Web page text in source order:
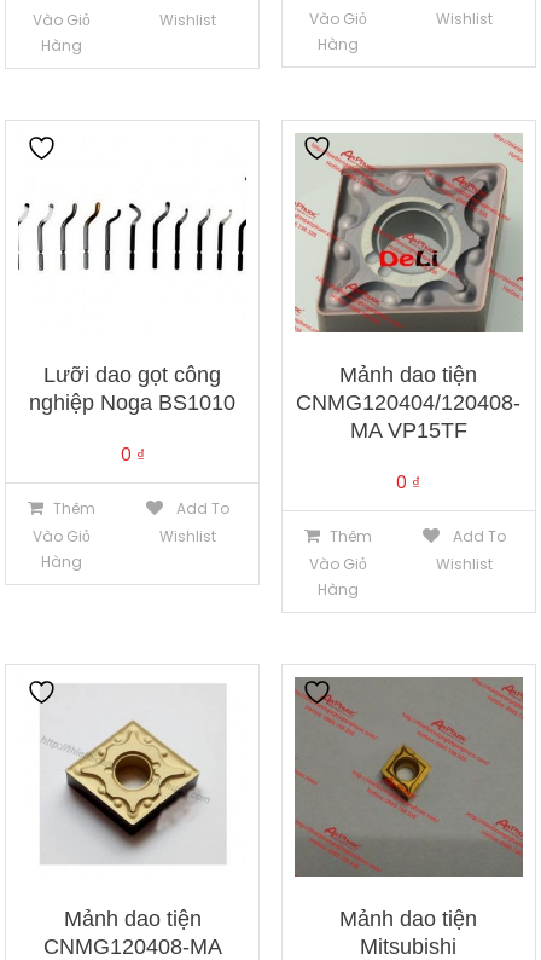
Vào Giỏ
Hàng
Wishlist
Vào Giỏ
Hàng
Wishlist
Lưỡi dao gọt công
nghiệp Noga BS1010
0 ₫
Thêm
Vào Giỏ
Hàng
Add To
Wishlist
Mảnh dao tiện
CNMG120404/120408-
MA VP15TF
0 ₫
Thêm
Vào Giỏ
Hàng
Add To
Wishlist
Mảnh dao tiện
CNMG120408-MA
Mảnh dao tiện
Mitsubishi